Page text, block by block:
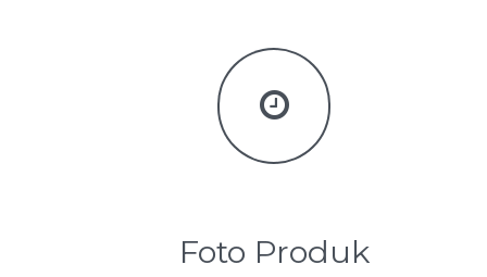
Foto Produk